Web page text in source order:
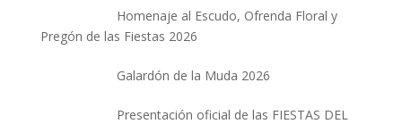
Homenaje al Escudo, Ofrenda Floral y
Pregón de las Fiestas 2026
Galardón de la Muda 2026
Presentación oficial de las FIESTAS DEL